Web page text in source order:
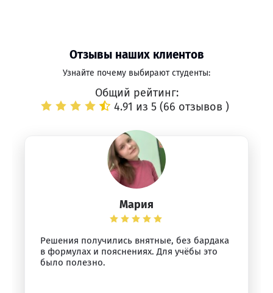
Отзывы наших клиентов
Узнайте почему выбирают студенты:
Общий рейтинг:
4.91 из 5 (66 отзывов )
Мария
Решения получились внятные, без бардака
в формулах и пояснениях. Для учёбы это
было полезно.